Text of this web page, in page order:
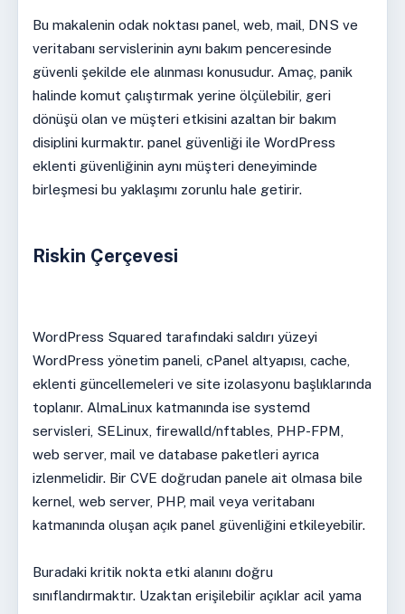
Bu makalenin odak noktası panel, web, mail, DNS ve
veritabanı servislerinin aynı bakım penceresinde
güvenli şekilde ele alınması konusudur. Amaç, panik
halinde komut çalıştırmak yerine ölçülebilir, geri
dönüşü olan ve müşteri etkisini azaltan bir bakım
disiplini kurmaktır. panel güvenliği ile WordPress
eklenti güvenliğinin aynı müşteri deneyiminde
birleşmesi bu yaklaşımı zorunlu hale getirir.
Riskin Çerçevesi
WordPress Squared tarafındaki saldırı yüzeyi
WordPress yönetim paneli, cPanel altyapısı, cache,
eklenti güncellemeleri ve site izolasyonu başlıklarında
toplanır. AlmaLinux katmanında ise systemd
servisleri, SELinux, firewalld/nftables, PHP-FPM,
web server, mail ve database paketleri ayrıca
izlenmelidir. Bir CVE doğrudan panele ait olmasa bile
kernel, web server, PHP, mail veya veritabanı
katmanında oluşan açık panel güvenliğini etkileyebilir.
Buradaki kritik nokta etki alanını doğru
sınıflandırmaktır. Uzaktan erişilebilir açıklar acil yama